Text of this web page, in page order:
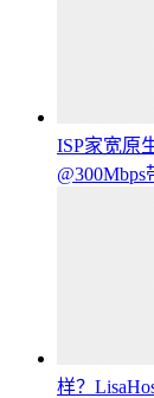
ISP家宽原
样？